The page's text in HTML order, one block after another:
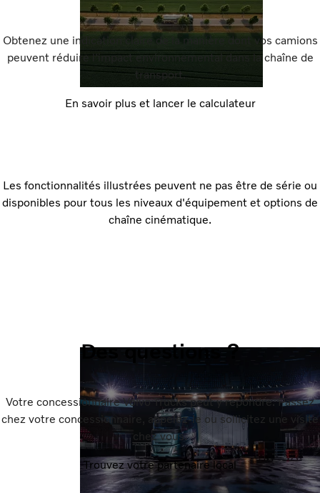
Obtenez une indication claire de la manière dont vos camions
peuvent réduire l'impact environnemental dans la chaîne de
transport.
En savoir plus et lancer le calculateur
Les fonctionnalités illustrées peuvent ne pas être de série ou
disponibles pour tous les niveaux d'équipement et options de
chaîne cinématique.
Des questions ?
Votre concessionnaire Volvo Trucks peut y répondre. Passez
chez votre concessionnaire, appelez-le ou sollicitez une visite
chez vous.
Trouvez votre partenaire local